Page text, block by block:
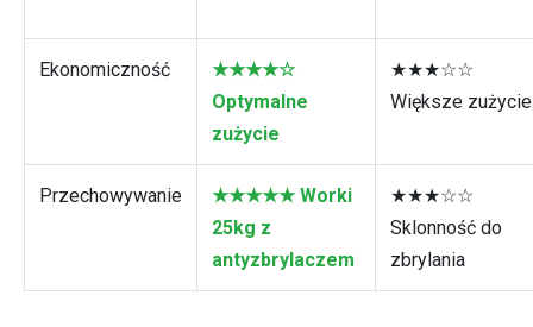
Ekonomiczność
★★★★☆
Optymalne
zużycie
★★★☆☆
Większe zużycie
Przechowywanie
★★★★★ Worki
25kg z
antyzbrylaczem
★★★☆☆
Sklonność do
zbrylania